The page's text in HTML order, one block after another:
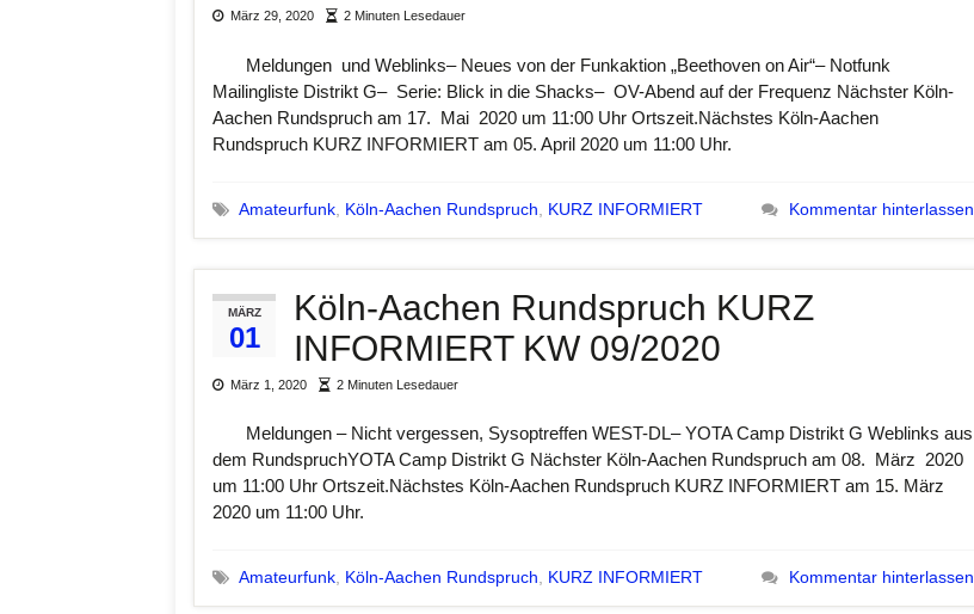
März 29, 2020 2 Minuten Lesedauer
Meldungen und Weblinks– Neues von der Funkaktion „Beethoven on Air“– Notfunk
Mailingliste Distrikt G– Serie: Blick in die Shacks– OV-Abend auf der Frequenz Nächster Köln-
Aachen Rundspruch am 17. Mai 2020 um 11:00 Uhr Ortszeit.Nächstes Köln-Aachen
Rundspruch KURZ INFORMIERT am 05. April 2020 um 11:00 Uhr.
Amateurfunk Köln-Aachen Rundspruch KURZ INFORMIERT Kommentar hinterlassen
MÄRZ
01
Köln-Aachen Rundspruch KURZ
INFORMIERT KW 09/2020
März 1, 2020 2 Minuten Lesedauer
Meldungen – Nicht vergessen, Sysoptreffen WEST-DL– YOTA Camp Distrikt G Weblinks aus
dem RundspruchYOTA Camp Distrikt G Nächster Köln-Aachen Rundspruch am 08. März 2020
um 11:00 Uhr Ortszeit.Nächstes Köln-Aachen Rundspruch KURZ INFORMIERT am 15. März
2020 um 11:00 Uhr.
Amateurfunk, Köln-Aachen Rundspruch, KURZ INFORMIERT Kommentar hinterlassen